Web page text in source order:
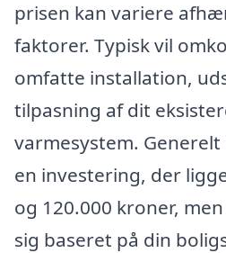
prisen kan variere
faktorer. Typisk vil
omfatte installation,
tilpasning af dit
varmesystem.
en investering, der
og 120.000 kroner,
sig baseret på din